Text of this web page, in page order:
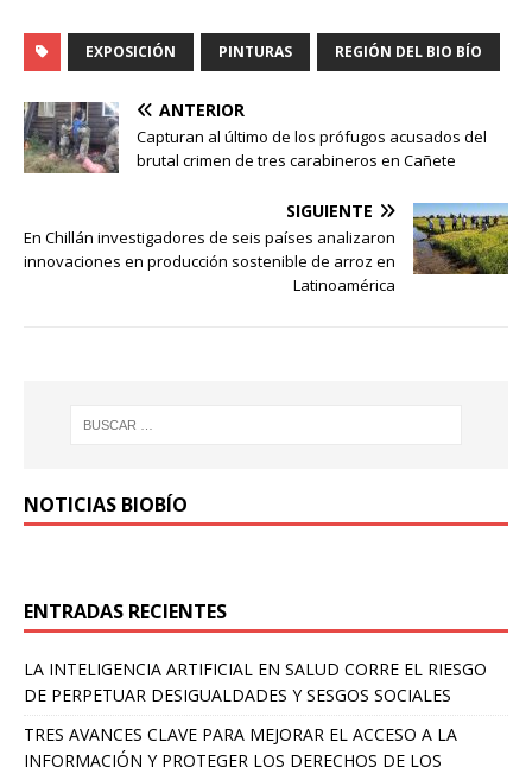
EXPOSICIÓN PINTURAS REGIÓN DEL BIO BÍO
ANTERIOR
Capturan al último de los prófugos acusados del
brutal crimen de tres carabineros en Cañete
SIGUIENTE
En Chillán investigadores de seis países analizaron
innovaciones en producción sostenible de arroz en
Latinoamérica
NOTICIAS BIOBÍO
ENTRADAS RECIENTES
LA INTELIGENCIA ARTIFICIAL EN SALUD CORRE EL RIESGO
DE PERPETUAR DESIGUALDADES Y SESGOS SOCIALES
TRES AVANCES CLAVE PARA MEJORAR EL ACCESO A LA
INFORMACIÓN Y PROTEGER LOS DERECHOS DE LOS